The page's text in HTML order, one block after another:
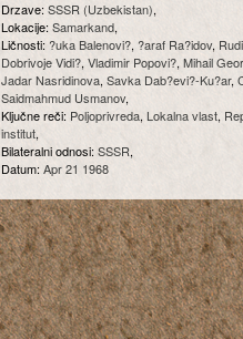
Drzave:SSSR (Uzbekistan),
Lokacije:Samarkand,
Ličnosti: ?uka Balenovi?, ?araf Ra?idov,
Dobrivoje Vidi?, Vladimir Popovi?, Mihail
Jadar Nasridinova, Savka Dab?evi?-Ku?ar,
Saidmahmud Usmanov,
Ključne reči: Poljoprivreda, Lokalna vlast,
institut,
Bilateralni odnosi:SSSR,
Datum:Apr 21 1968